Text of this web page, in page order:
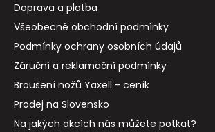
Doprava a platba
Všeobecné obchodní podmínky
Podmínky ochrany osobních údajů
Záruční a reklamační podmínky
Broušení nožů Yaxell - ceník
Prodej na Slovensko
Na jakých akcích nás můžete potkat?